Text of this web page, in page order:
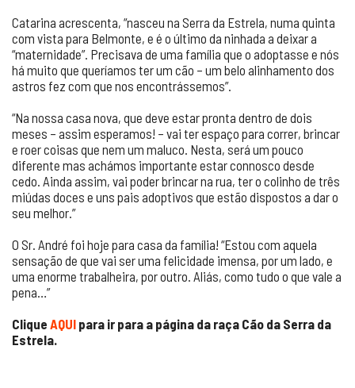
Catarina acrescenta, “nasceu na Serra da Estrela, numa quinta
com vista para Belmonte, e é o último da ninhada a deixar a
“maternidade”. Precisava de uma família que o adoptasse e nós
há muito que queríamos ter um cão – um belo alinhamento dos
astros fez com que nos encontrássemos”.
“Na nossa casa nova, que deve estar pronta dentro de dois
meses – assim esperamos! – vai ter espaço para correr, brincar
e roer coisas que nem um maluco. Nesta, será um pouco
diferente mas achámos importante estar connosco desde
cedo. Ainda assim, vai poder brincar na rua, ter o colinho de três
miúdas doces e uns pais adoptivos que estão dispostos a dar o
seu melhor.”
O Sr. André foi hoje para casa da família! “Estou com aquela
sensação de que vai ser uma felicidade imensa, por um lado, e
uma enorme trabalheira, por outro. Aliás, como tudo o que vale a
pena…”
Clique AQUI para ir para a página da raça Cão da Serra da
Estrela.